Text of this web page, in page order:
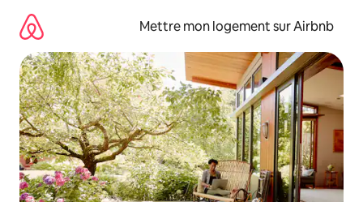
directement
contenu
Mettre mon logement sur Airbnb